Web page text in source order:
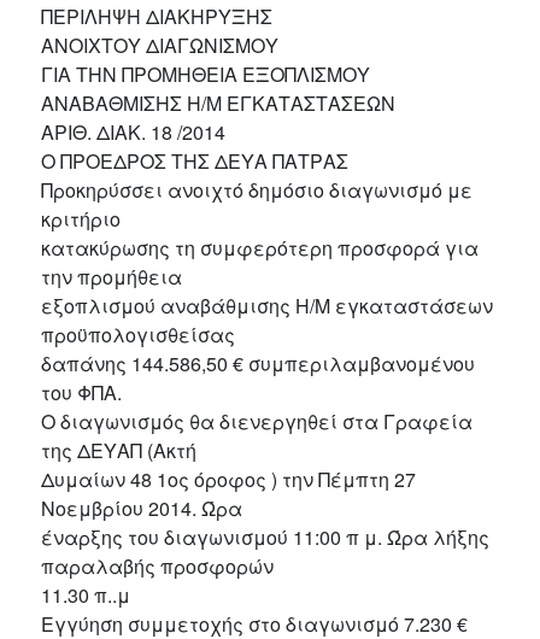
ΠΕΡΙΛΗΨΗ ΔΙΑΚΗΡΥΞΗΣ
ΑΝΟΙΧΤΟΥ ΔΙΑΓΩΝΙΣΜΟΥ
ΓΙΑ ΤΗΝ ΠΡΟΜΗΘΕΙΑ ΕΞΟΠΛΙΣΜΟΥ
ΑΝΑΒΑΘΜΙΣΗΣ Η/Μ ΕΓΚΑΤΑΣΤΑΣΕΩΝ
ΑΡΙΘ. ΔΙΑΚ. 18 /2014
Ο ΠΡΟΕΔΡΟΣ ΤΗΣ ΔΕΥΑ ΠΑΤΡΑΣ
Προκηρύσσει ανοιχτό δημόσιο διαγωνισμό με
κριτήριο
κατακύρωσης τη συμφερότερη προσφορά για
την προμήθεια
εξοπλισμού αναβάθμισης Η/Μ εγκαταστάσεων
προϋπολογισθείσας
δαπάνης 144.586,50 € συμπεριλαμβανομένου
του ΦΠΑ.
Ο διαγωνισμός θα διενεργηθεί στα Γραφεία
της ΔΕΥΑΠ (Ακτή
Δυμαίων 48 1ος όροφος ) την Πέμπτη 27
Νοεμβρίου 2014. Ώρα
έναρξης του διαγωνισμού 11:00 π μ. Ώρα λήξης
παραλαβής προσφορών
11.30 π..μ
Εγγύηση συμμετοχής στο διαγωνισμό 7.230 €